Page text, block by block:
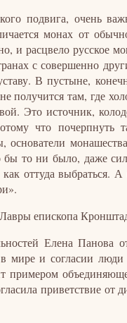
подвига, очень
монах от
и расцвело русское
с совершенно
В пустыне,
там, где
Это источник,
что почерпнуть
основатели
то ни было, даже
оттуда
епископа
Елена Панова
мире и согласии
примером
приветствие от